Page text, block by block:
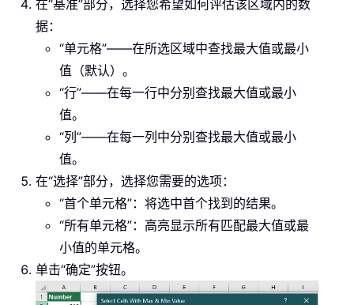
在“基准”部分，选择您希望如何评估该区域内的数
据：
“单元格”——在所选区域中查找最大值或最小
值（默认）。
“行”——在每一行中分别查找最大值或最小
值。
“列”——在每一列中分别查找最大值或最小
值。
在“选择”部分，选择您需要的选项：
“首个单元格”：将选中首个找到的结果。
“所有单元格”：高亮显示所有匹配最大值或最
小值的单元格。
单击“确定”按钮。